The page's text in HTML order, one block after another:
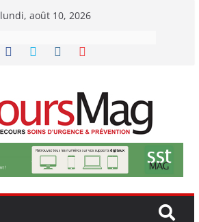
lundi, août 10, 2026